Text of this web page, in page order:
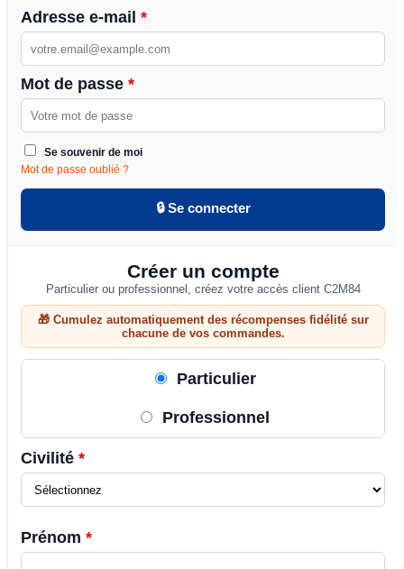
Adresse e-mail *
Mot de passe *
Se souvenir de moi
Mot de passe oublié ?
🔒 Se connecter
Créer un compte
Particulier ou professionnel, créez votre accès client C2M84
🎁 Cumulez automatiquement des récompenses fidélité sur
chacune de vos commandes.
Particulier
Professionnel
Civilité *
Prénom *